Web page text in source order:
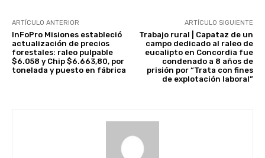
ARTÍCULO ANTERIOR
InFoPro Misiones estableció
actualización de precios
forestales: raleo pulpable
$6.058 y Chip $6.663,80, por
tonelada y puesto en fábrica
ARTÍCULO SIGUIENTE
Trabajo rural | Capataz de un
campo dedicado al raleo de
eucalipto en Concordia fue
condenado a 8 años de
prisión por “Trata con fines
de explotación laboral”